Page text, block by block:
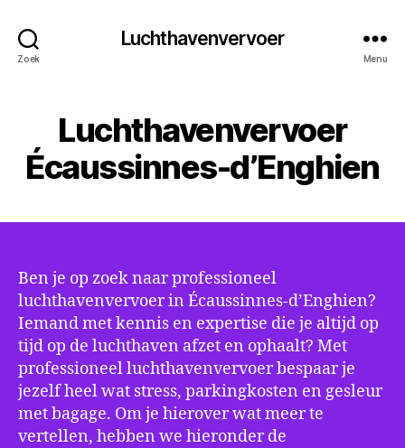
Zoek
Luchthavenvervoer
Menu
Luchthavenvervoer
Écaussinnes-d’Enghien
Ben je op zoek naar professioneel
luchthavenvervoer in Écaussinnes-d’Enghien?
Iemand met kennis en expertise die je altijd op
tijd op de luchthaven afzet en ophaalt? Met
professioneel luchthavenvervoer bespaar je
jezelf heel wat stress, parkingkosten en gesleur
met bagage. Om je hierover wat meer te
vertellen, hebben we hieronder de